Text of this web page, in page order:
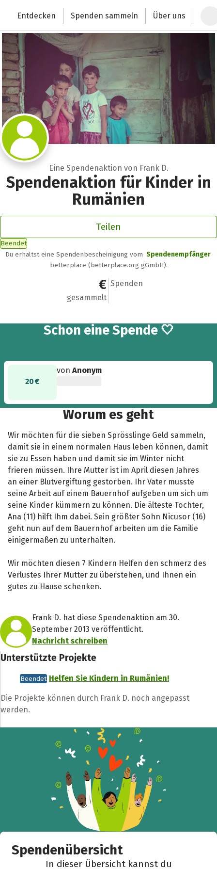
Deutschlands größte Spendenplattform
Entdecken Spenden sammeln Über uns
Eine Spendenaktion von Frank D.
Spendenaktion für Kinder in
Rumänien
Teilen
Beendet
Du erhältst eine Spendenbescheinigung vom Spendenempfänger
betterplace (betterplace.org gGmbH).
20 €
gesammelt
1
Spenden
Schon eine Spende 🤍
20 €
vonAnonym
Worum es geht
Wir möchten für die sieben Sprösslinge Geld sammeln,
damit sie in einem normalen Haus leben können, damit
sie zu Essen haben und damit sie im Winter nicht
frieren müssen. Ihre Mutter ist im April diesen Jahres
an einer Blutvergiftung gestorben. Ihr Vater musste
seine Arbeit auf einem Bauernhof aufgeben um sich um
seine Kinder kümmern zu können. Die älteste Tochter,
Ana (11) hilft Ihm dabei. Sein größter Sohn Nicusor (16)
geht nun auf dem Bauernhof arbeiten um die Familie
einigermaßen zu unterhalten.
Wir möchten diesen 7 Kindern Helfen den schmerz des
Verlustes Ihrer Mutter zu überstehen, und Ihnen ein
gutes zu Hause schenken.
Frank D. hat diese Spendenaktion am 30.
September 2013 veröffentlicht.
Nachricht schreiben
Unterstützte Projekte
Beendet Helfen Sie Kindern in Rumänien!
Die Projekte können durch Frank D. noch angepasst
werden.
Spendenübersicht
In dieser Übersicht kannst du